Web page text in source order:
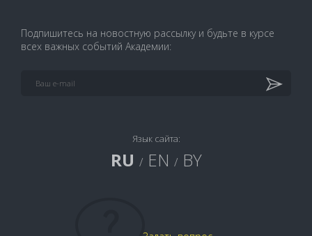
Подпишитесь на новостную рассылку и будьте в курсе
всех важных событий Академии:
Язык сайта:
RU / EN / BY